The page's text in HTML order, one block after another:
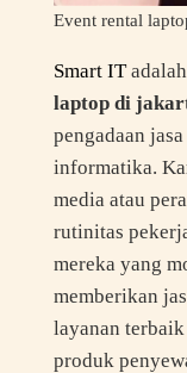
Event rental
Smart IT
laptop di
pengadaan
informatika.
media atau
rutinitas
mereka yang
memberikan
layanan
produk